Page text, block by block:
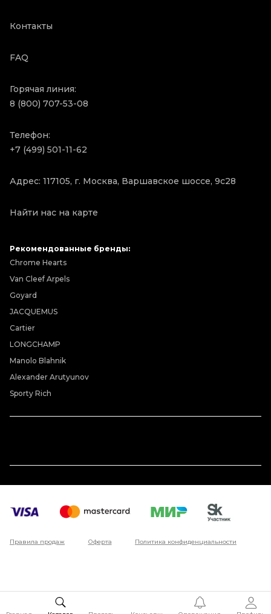
Контакты
FAQ
Горячая линия:
8 (800) 707-53-08
Телефон:
+7 (499) 501-11-62
Адрес: 117105, г. Москва, Варшавское шоссе, 9с28
Найти нас на карте
Рекомендованные бренды:
Chrome Hearts
Van Cleef Arpels
Goyard
JACQUEMUS
Cartier
LONGCHAMP
Manolo Blahnik
Alexander Arutyunov
Sporty Rich
Правила продаж Оферта Политика конфиденциальности